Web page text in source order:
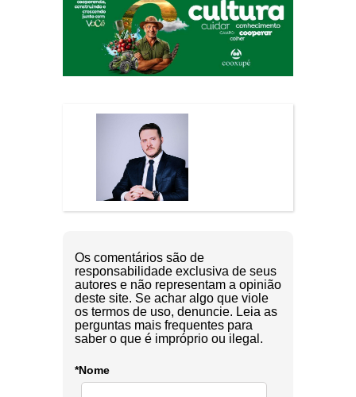
Os comentários são de
responsabilidade exclusiva de seus
autores e não representam a opinião
deste site. Se achar algo que viole
os termos de uso, denuncie. Leia as
perguntas mais frequentes para
saber o que é impróprio ou ilegal.
*Nome